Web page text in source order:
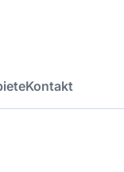
Kontakt